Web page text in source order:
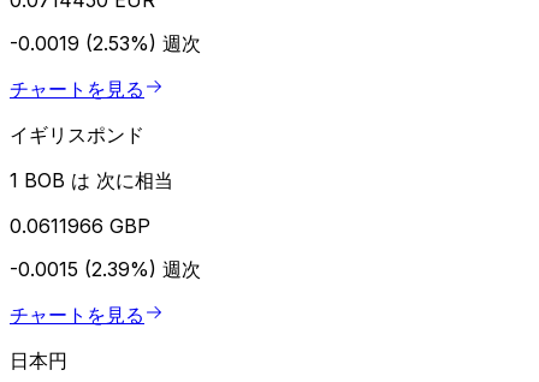
-0.0019 (2.53%) 週次
チャートを見る
イギリスポンド
1 BOB は 次に相当
0.0611966 GBP
-0.0015 (2.39%) 週次
チャートを見る
日本円